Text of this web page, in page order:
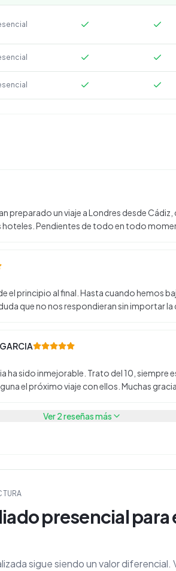
preparado un viaje a Londres desde
hoteles. Pendientes de todo en todo
el principio al final. Hasta cuando hemos
que no nos respondieran sin importar la
ha sido inmejorable. Trato del 10, siempre
el próximo viaje con ellos. Muchas
Ver2reseñas más
presencial para
sigue siendo un valor diferencial.